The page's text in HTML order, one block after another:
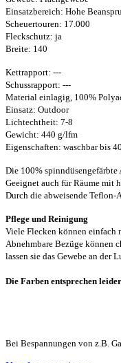
Einsatzbereich: Hohe
Scheuertouren: 17.000
Fleckschutz: ja
Breite: 140
Kettrapport: ---
Schussrapport: ---
Material einlagig, 100%
Einsatz: Outdoor
Lichtechtheit: 7-8
Gewicht: 440 g/lfm
Eigenschaften: waschbar bis
Die 100% spinndüsengefärbte
Geeignet auch für Räume mit
Durch die abweisende Teflon-
Pflege und Reinigung
Viele Flecken können einfach
Abnehmbare Bezüge können
lassen sie das Gewebe an der
Die Farben entsprechen
Bei Bespannungen von z.B.